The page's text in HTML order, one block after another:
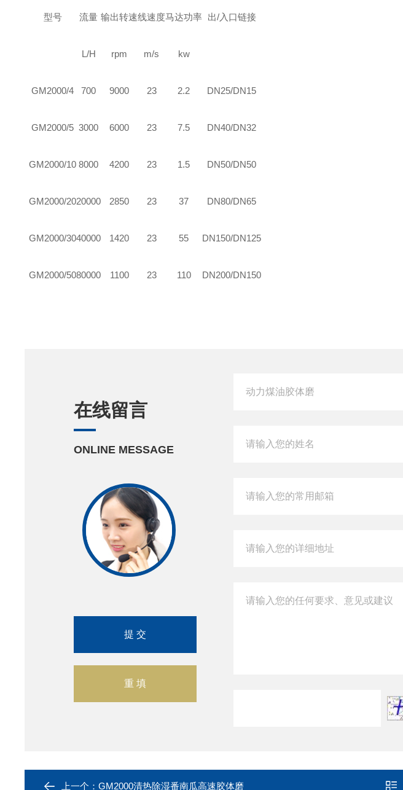
型号 流量 输出转速线速度马达功率 出/入口链接
L/H rpm m/s kw
GM2000/4 700 9000 23 2.2 DN25/DN15
GM2000/5 3000 6000 23 7.5 DN40/DN32
GM2000/10 8000 4200 23 1.5 DN50/DN50
GM2000/2020000 2850 23 37 DN80/DN65
GM2000/3040000 1420 23 55 DN150/DN125
GM2000/5080000 1100 23 110 DN200/DN150
在线留言
ONLINE MESSAGE
上一个： GM2000清热除湿番南瓜高速胶体磨